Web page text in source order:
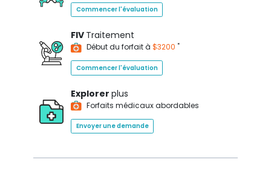
Commencer l'évaluation
FIV Traitement
Début du forfait à $3200 *
Commencer l'évaluation
Explorer plus
Forfaits médicaux abordables
Envoyer une demande